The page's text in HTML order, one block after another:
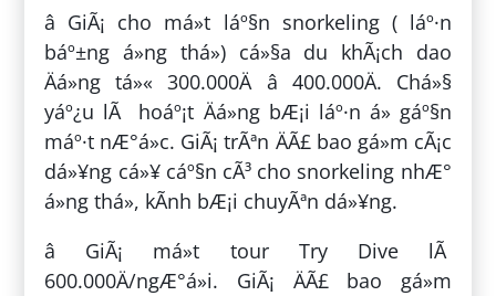
â GiÃ¡ cho má»t láº§n snorkeling ( láº·n
báº±ng á»ng thá») cá»§a du khÃ¡ch dao
Äá»ng tá»« 300.000Ä â 400.000Ä. Chá»§
yáº¿u lÃ hoáº¡t Äá»ng bÆ¡i láº·n á» gáº§n
máº·t nÆ°á»c. GiÃ¡ trÃªn ÄÃ£ bao gá»m cÃ¡c
dá»¥ng cá»¥ cáº§n cÃ³ cho snorkeling nhÆ°
á»ng thá», kÃ­nh bÆ¡i chuyÃªn dá»¥ng.
â GiÃ¡ má»t tour Try Dive lÃ
600.000Ä/ngÆ°á»i. GiÃ¡ ÄÃ£ bao gá»m